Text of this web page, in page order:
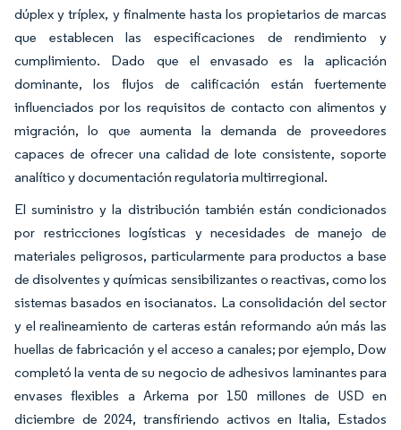
dúplex y tríplex, y finalmente hasta los propietarios de marcas
que establecen las especificaciones de rendimiento y
cumplimiento. Dado que el envasado es la aplicación
dominante, los flujos de calificación están fuertemente
influenciados por los requisitos de contacto con alimentos y
migración, lo que aumenta la demanda de proveedores
capaces de ofrecer una calidad de lote consistente, soporte
analítico y documentación regulatoria multirregional.
El suministro y la distribución también están condicionados
por restricciones logísticas y necesidades de manejo de
materiales peligrosos, particularmente para productos a base
de disolventes y químicas sensibilizantes o reactivas, como los
sistemas basados en isocianatos. La consolidación del sector
y el realineamiento de carteras están reformando aún más las
huellas de fabricación y el acceso a canales; por ejemplo, Dow
completó la venta de su negocio de adhesivos laminantes para
envases flexibles a Arkema por 150 millones de USD en
diciembre de 2024, transfiriendo activos en Italia, Estados